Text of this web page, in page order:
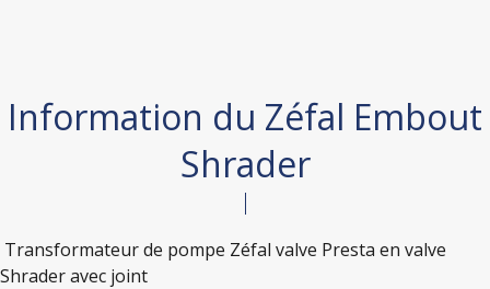
Information du Zéfal Embout
Shrader
Transformateur de pompe Zéfal valve Presta en valve
Shrader avec joint